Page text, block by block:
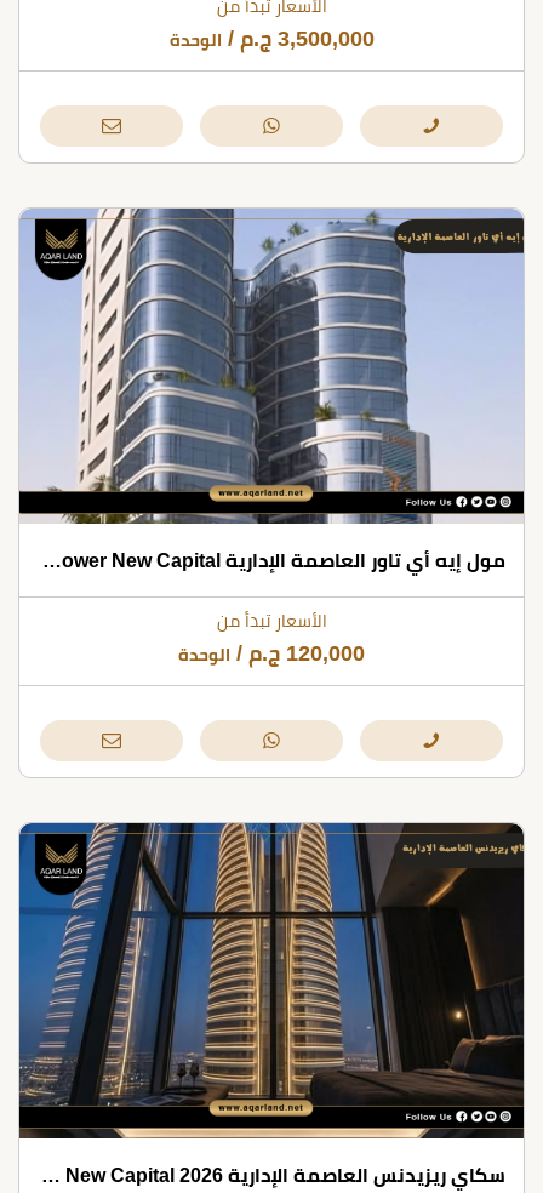
الأسعار تبدأ من
3,500,000 ج.م / الوحدة
مول إيه أي تاور العاصمة الإدارية Ai Tower New Capital
الأسعار تبدأ من
120,000 ج.م / الوحدة
سكاي ريزيدنس العاصمة الإدارية 2026 Sky Residence New Capital